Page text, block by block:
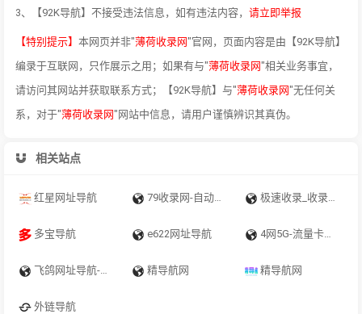
3、【92K导航】不接受违法信息，如有违法内容， 请立即举报
【特别提示】 本网页并非"薄荷收录网"官网，页面内容是由【92K导航】
编录于互联网，只作展示之用；如果有与"薄荷收录网"相关业务事宜，
请访问其网站并获取联系方式；【92K导航】与"薄荷收录网"无任何关
系，对于"薄荷收录网"网站中信息，请用户谨慎辨识其真伪。
相关站点
红星网址导航 79收录网-自动秒收录_技术导航_软文投稿_免费外链_免费收录网站 极速收录_收录全网精选酷站
多宝导航 e622网址导航 4网5G-流量卡代理一级
飞鸽网址导航-飞鸽导航|网址导航|网站导航|高校网址导航|实用网址大全| 精导航网 精导航网
外链导航